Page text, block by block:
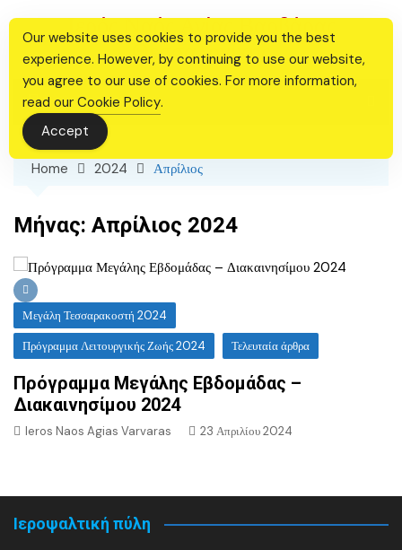
content
Ιερός Ναός Αγίας Βαρβάρας
Θεσσαλονίκης
Home 2024 Απρίλιος
Μήνας: Απρίλιος 2024
Μεγάλη Τεσσαρακοστή 2024
Πρόγραμμα Λειτουργικής Ζωής 2024
Τελευταία άρθρα
Πρόγραμμα Μεγάλης Εβδομάδας –
Διακαινησίμου 2024
Ieros Naos Agias Varvaras 23 Απριλίου 2024
Ιεροψαλτική πύλη
Our website uses cookies to provide you the best
experience. However, by continuing to use our website,
you agree to our use of cookies. For more information,
read our Cookie Policy.
Accept